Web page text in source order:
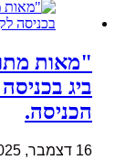
"מאות
ביג
הכניסה.
16 דצמבר, 2025